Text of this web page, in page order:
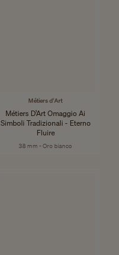
Métiers d'Art
Métiers D’Art Omaggio Ai
Simboli Tradizionali - Eterno
Fluire
38 mm - Oro bianco